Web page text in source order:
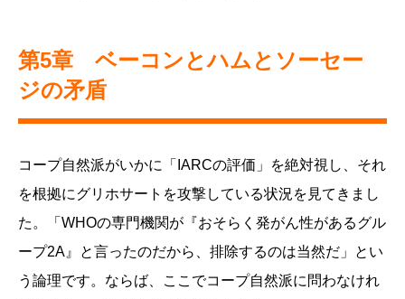
第5章 ベーコンとハムとソーセー
ジの矛盾
コープ自然派がいかに「IARCの評価」を絶対視し、それ
を根拠にグリホサートを攻撃している状況を見てきまし
た。「WHOの専門機関が『おそらく発がん性があるグル
ープ2A』と言ったのだから、排除するのは当然だ」とい
う論理です。ならば、ここでコープ自然派に問わなけれ